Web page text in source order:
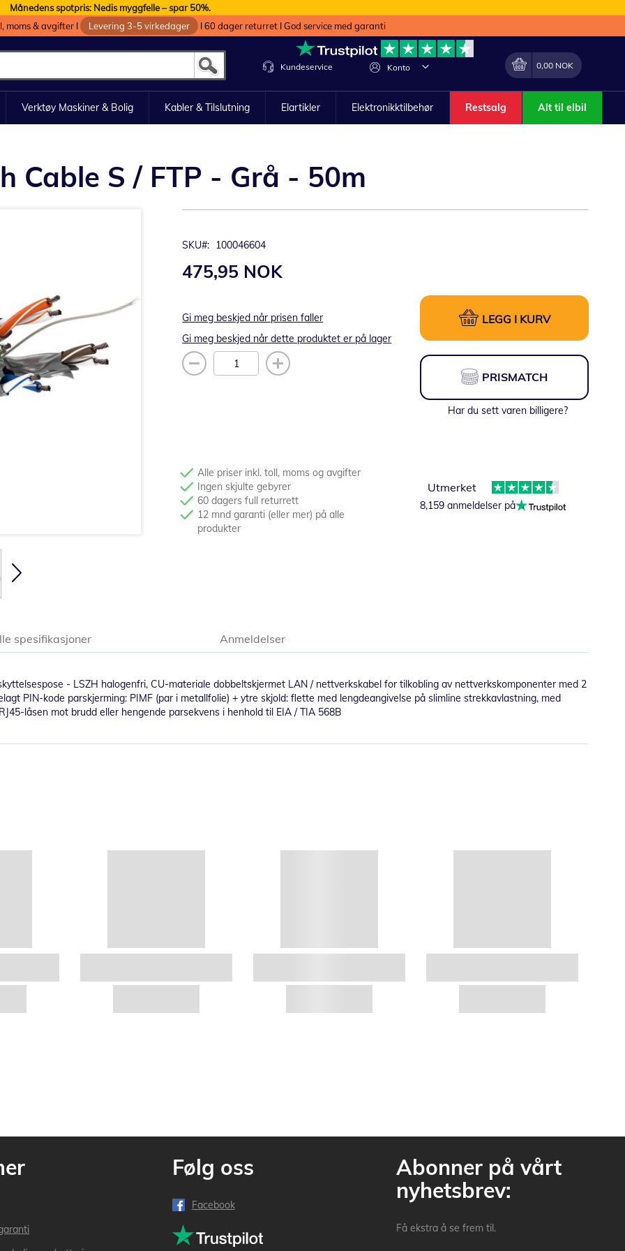
Månedens spotpris: Nedis myggfelle – spar 50%.
moms & avgifter I
Levering 3-5 virkedager I 60 dager returret I God service med garanti
Konto Endring
Min handlekurv
0,00 NOK
Kundeservice
Verktøy Maskiner & Bolig Kabler & Tilslutning Elartikler Elektronikktilbehør Restsalg Alt til elbil
Cable S / FTP - Grå - 50m
SKU 100046604
475,95 NOK
Gi meg beskjed når prisen faller
Gi meg beskjed når dette produktet er på lager
LEGG I KURV
PRISMATCH
Har du sett varen billigere?
Alle priser inkl. toll, moms og avgifter
Ingen skjulte gebyrer
60 dagers full returrett
12 mnd garanti (eller mer) på alle
produkter
Utmerket
8,159 anmeldelser på
- LSZH halogenfri, CU-materiale dobbeltskjermet LAN / nettverkskabel for tilkobling av nettverkskomponenter med 2
PIN-kode parskjerming: PIMF (par i metallfolie) + ytre skjold: flette med lengdeangivelse på slimline strekkavlastning, med
låsen mot brudd eller hengende parsekvens i henhold til EIA / TIA 568B
spesifikasjoner Anmeldelser
Følg oss
Facebook
Abonner på vårt
nyhetsbrev:
Få ekstra å se frem til.